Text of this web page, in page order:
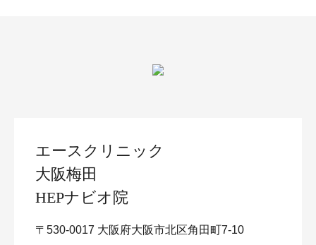
エースクリニック
大阪梅田
HEPナビオ院
〒530-0017 大阪府大阪市北区角田町7-10